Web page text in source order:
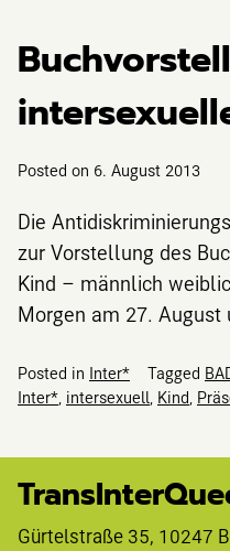
Posted on 6. August 2013
Die
zur Vorstellung des
Kind – männlich
Morgen am 27. August
Posted in Inter* Tagged
Inter*, intersexuell, Kind,
Gürtelstraße 35, 10247